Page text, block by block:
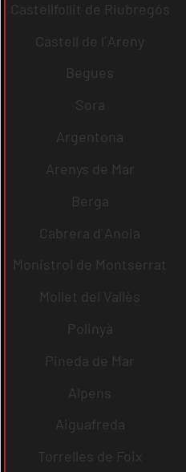
Castellfollit de Riubregós
Castell de l´Areny
Begues
Sora
Argentona
Arenys de Mar
Berga
Cabrera d´Anoia
Monistrol de Montserrat
Mollet del Vallès
Polinyà
Pineda de Mar
Alpens
Aiguafreda
Torrelles de Foix